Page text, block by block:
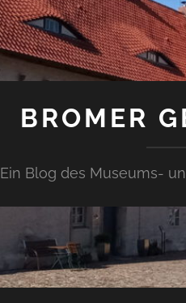
BROMER
Ein Blog des Museums-